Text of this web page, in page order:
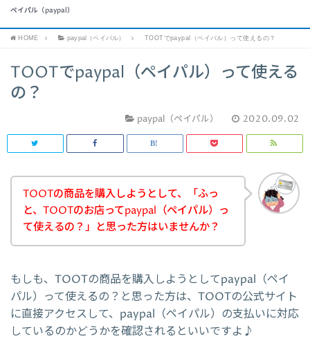
ペイパル（paypal）
HOME paypal（ペイパル） TOOTでpaypal（ペイパル）って使えるの？
TOOTでpaypal（ペイパル）って使える
の？
paypal（ペイパル） 2020.09.02
TOOTの商品を購入しようとして、「ふっ
と、TOOTのお店ってpaypal（ペイパル）っ
て使えるの？」と思った方はいませんか？
もしも、TOOTの商品を購入しようとしてpaypal（ペイ
パル）って使えるの？と思った方は、TOOTの公式サイト
に直接アクセスして、paypal（ペイパル）の支払いに対応
しているのかどうかを確認されるといいですよ♪